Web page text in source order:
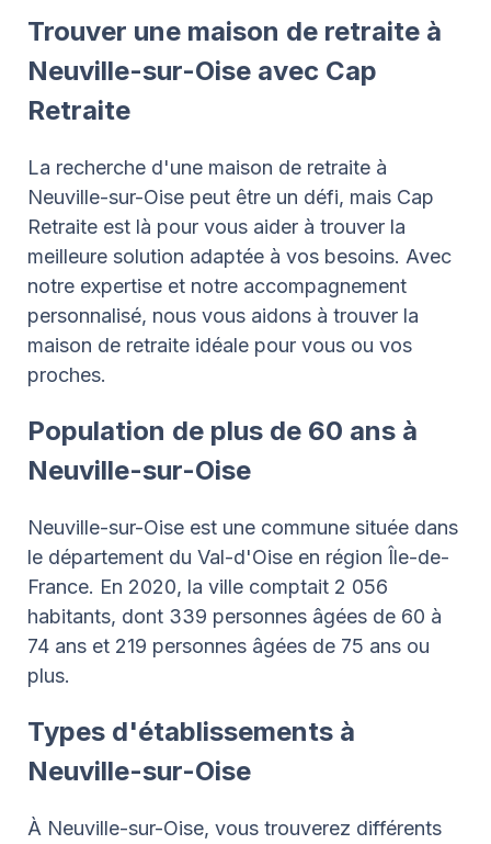
Trouver une maison de retraite à
Neuville-sur-Oise avec Cap
Retraite
La recherche d'une maison de retraite à
Neuville-sur-Oise peut être un défi, mais Cap
Retraite est là pour vous aider à trouver la
meilleure solution adaptée à vos besoins. Avec
notre expertise et notre accompagnement
personnalisé, nous vous aidons à trouver la
maison de retraite idéale pour vous ou vos
proches.
Population de plus de 60 ans à
Neuville-sur-Oise
Neuville-sur-Oise est une commune située dans
le département du Val-d'Oise en région Île-de-
France. En 2020, la ville comptait 2 056
habitants, dont 339 personnes âgées de 60 à
74 ans et 219 personnes âgées de 75 ans ou
plus.
Types d'établissements à
Neuville-sur-Oise
À Neuville-sur-Oise, vous trouverez différents